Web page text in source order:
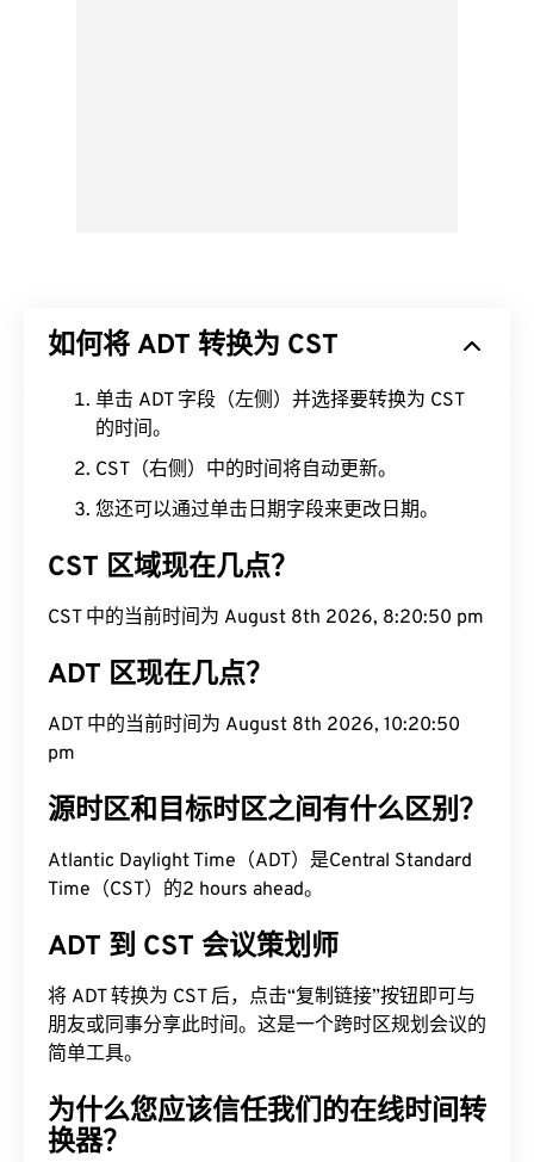
如何将 ADT 转换为 CST
单击 ADT 字段（左侧）并选择要转换为 CST
的时间。
CST（右侧）中的时间将自动更新。
您还可以通过单击日期字段来更改日期。
CST 区域现在几点？
CST 中的当前时间为 August 8th 2026, 8:20:51 pm
ADT 区现在几点？
ADT 中的当前时间为 August 8th 2026, 10:20:51
pm
源时区和目标时区之间有什么区别？
Atlantic Daylight Time（ADT）是Central Standard
Time（CST）的2 hours ahead。
ADT 到 CST 会议策划师
将 ADT 转换为 CST 后，点击“复制链接”按钮即可与
朋友或同事分享此时间。这是一个跨时区规划会议的
简单工具。
为什么您应该信任我们的在线时间转
换器？